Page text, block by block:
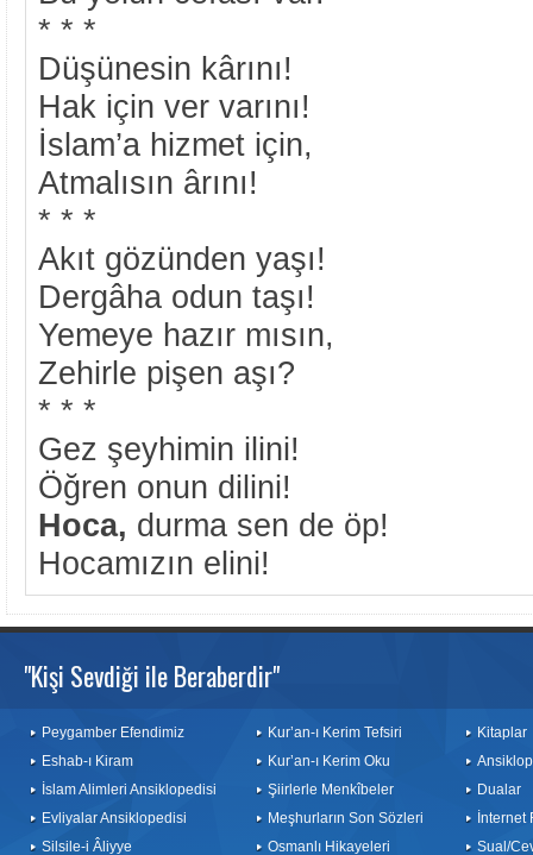
* * *
Düşünesin kârını!
Hak için ver varını!
İslam’a hizmet için,
Atmalısın ârını!
* * *
Akıt gözünden yaşı!
Dergâha odun taşı!
Yemeye hazır mısın,
Zehirle pişen aşı?
* * *
Gez şeyhimin ilini!
Öğren onun dilini!
Hoca, durma sen de öp!
Hocamızın elini!
"Kişi Sevdiği ile Beraberdir"
Peygamber Efendimiz
Eshab-ı Kiram
İslam Alimleri Ansiklopedisi
Evliyalar Ansiklopedisi
Silsile-i Âliyye
Kur’an-ı Kerim Tefsiri
Kur’an-ı Kerim Oku
Şiirlerle Menkîbeler
Meşhurların Son Sözleri
Osmanlı Hikayeleri
Kitaplar
Dualar
İnternet
Sual/